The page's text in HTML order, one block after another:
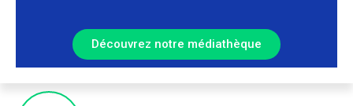
Découvrez notre médiathèque